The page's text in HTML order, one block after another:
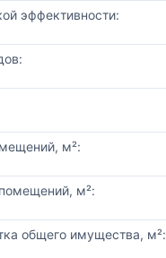
эффективности:
м²:
м²:
общего имущества, м²: